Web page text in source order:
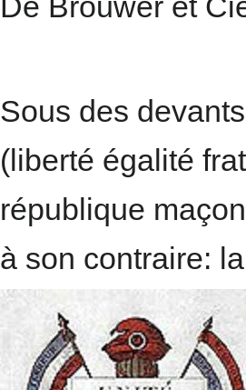
Sous des
(liberté égalité
république
à son contraire: